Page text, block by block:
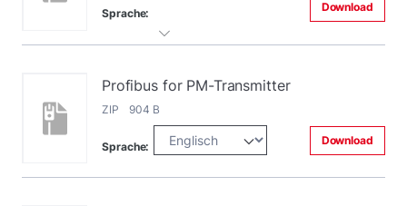
Sprache: Download
Profibus for PM-Transmitter
ZIP 904 B
Sprache: Download